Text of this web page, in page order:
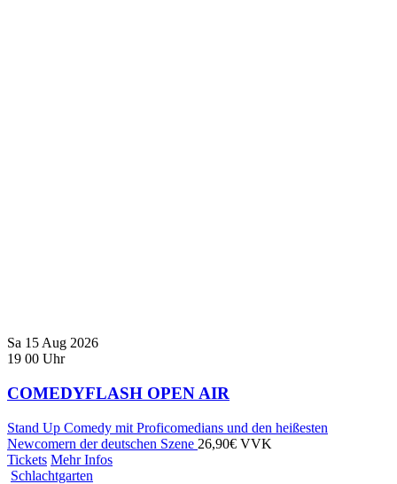
Sa 15 Aug 2026
19 00 Uhr
COMEDYFLASH OPEN AIR
Stand Up Comedy mit Proficomedians und den heißesten
Newcomern der deutschen Szene 26,90€ VVK
Tickets Mehr Infos
Schlachtgarten